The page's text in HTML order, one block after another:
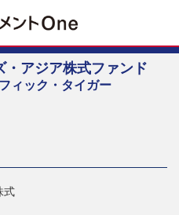
・アジア株式ファンド
ィック・タイガー
式